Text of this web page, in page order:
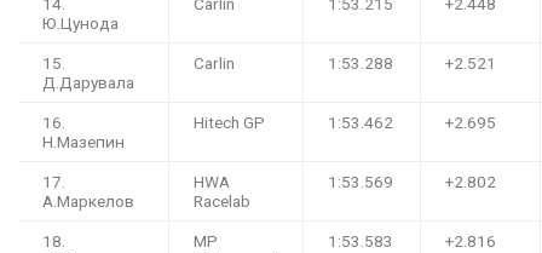
14.
Ю.Цунода
Carlin 1:53.215 +2.448
15.
Д.Дарувала
Carlin 1:53.288 +2.521
16.
Н.Мазепин
Hitech GP 1:53.462 +2.695
17.
А.Маркелов
HWA
Racelab
1:53.569 +2.802
18.
MP
1:53.583 +2.816